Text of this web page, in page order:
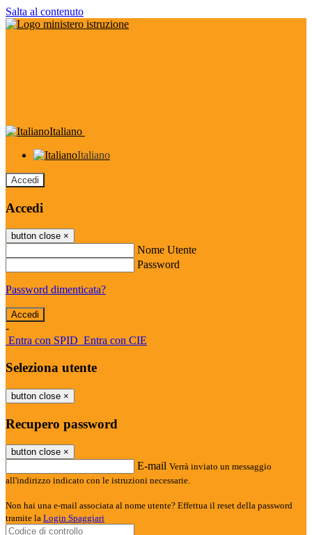
Salta al contenuto
Italiano
Italiano
Accedi
Accedi
button close ×
Nome Utente
Password
Password dimenticata?
-
Entra con SPID Entra con CIE
Seleziona utente
button close ×
Recupero password
button close ×
E-mail Verrà inviato un messaggio
all'indirizzo indicato con le istruzioni necessarie.
Non hai una e-mail associata al nome utente? Effettua il reset della password
tramite la Login Spaggiari